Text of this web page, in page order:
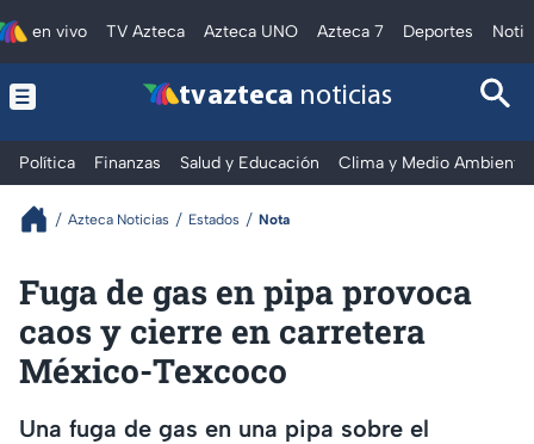
en vivo TV Azteca Azteca UNO Azteca 7 Deportes
tv azteca noticias
Política Finanzas Salud y Educación Clima y Medio Ambiente
Azteca Noticias Estados Nota
Fuga de gas en pipa provoca
caos y cierre en carretera
México-Texcoco
Una fuga de gas en una pipa sobre el